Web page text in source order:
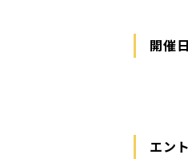
開催
エン